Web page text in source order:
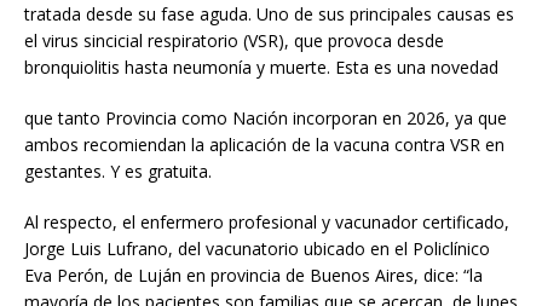
tratada desde su fase aguda. Uno de sus principales causas es
el virus sincicial respiratorio (VSR), que provoca desde
bronquiolitis hasta neumonía y muerte. Esta es una novedad
que tanto Provincia como Nación incorporan en 2026, ya que
ambos recomiendan la aplicación de la vacuna contra VSR en
gestantes. Y es gratuita.
Al respecto, el enfermero profesional y vacunador certificado,
Jorge Luis Lufrano, del vacunatorio ubicado en el Policlínico
Eva Perón, de Luján en provincia de Buenos Aires, dice: “la
mayoría de los pacientes son familias que se acercan, de lunes